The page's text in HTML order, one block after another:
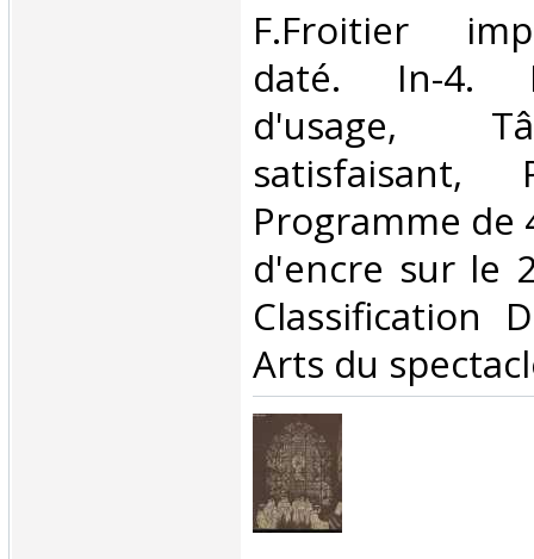
‎F.Froitier
daté. In-4.
d'usage,
satisfaisant,
Programme de
d'encre sur le
Classification
Arts du